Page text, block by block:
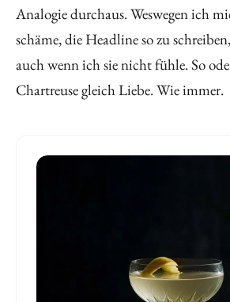
Analogie durchaus. Weswegen ich
schäme, die Headline so zu
auch wenn ich sie nicht fühle. So
Chartreuse gleich Liebe. Wie immer.